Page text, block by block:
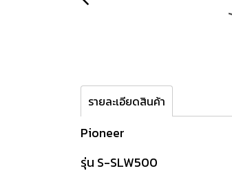
รายละเอียดสินค้า
Pioneer
รุ่น S-SLW500